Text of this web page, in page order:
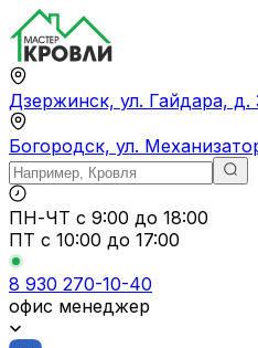
Дзержинск, ул. Гайдара, д.
Богородск, ул.
ПН-ЧТ с 9:00 до 18:00
ПТ с 10:00 до 17:00
8 930 270-10-40
офис менеджер